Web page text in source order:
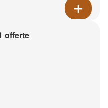
offerte